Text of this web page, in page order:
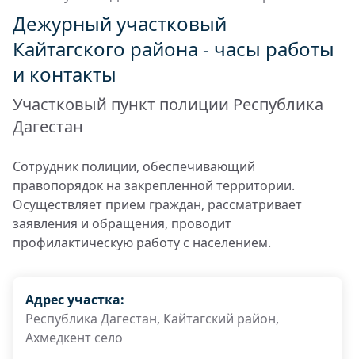
Дежурный участковый
Кайтагского района - часы работы
и контакты
Участковый пункт полиции Республика
Дагестан
Сотрудник полиции, обеспечивающий
правопорядок на закрепленной территории.
Осуществляет прием граждан, рассматривает
заявления и обращения, проводит
профилактическую работу с населением.
Адрес участка:
Республика Дагестан, Кайтагский район,
Ахмедкент село